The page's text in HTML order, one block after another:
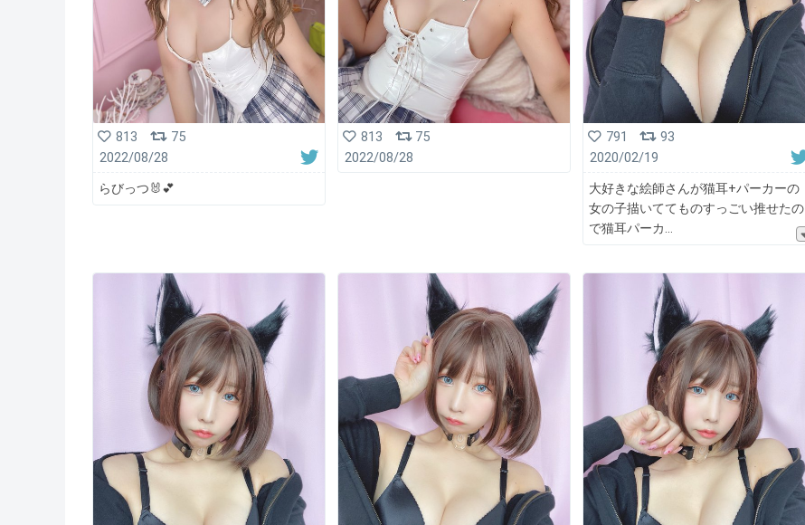
813
75
2022/08/28
らびっつ🐰💕
813
75
2022/08/28
791
93
2020/02/19
大好きな絵師さんが猫耳+パーカーの
女の子描いててものすっごい推せたの
で猫耳パーカ